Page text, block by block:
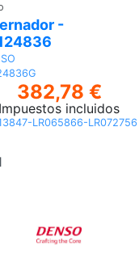
carrito
-
382,78 €
Impuestos incluidos
LR065866-LR072756